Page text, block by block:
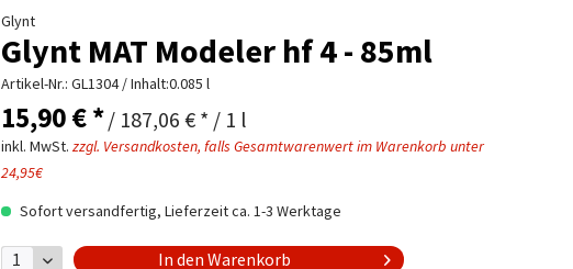
Glynt
Glynt MAT Modeler hf 4 - 85ml
Artikel-Nr.:GL1304/ Inhalt:0.085 l
15,90 € */ 187,06 € * / 1 l
inkl. MwSt.zzgl. Versandkosten, falls Gesamtwarenwert im Warenkorb unter
24,95€
Sofort versandfertig, Lieferzeit ca. 1-3 Werktage
In den Warenkorb